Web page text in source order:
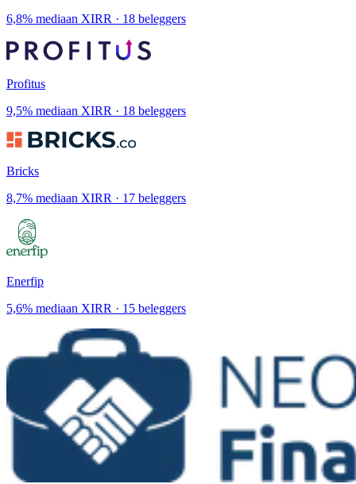
6,8% mediaan XIRR · 18 beleggers
Profitus
9,5% mediaan XIRR · 18 beleggers
Bricks
8,7% mediaan XIRR · 17 beleggers
Enerfip
5,6% mediaan XIRR · 15 beleggers